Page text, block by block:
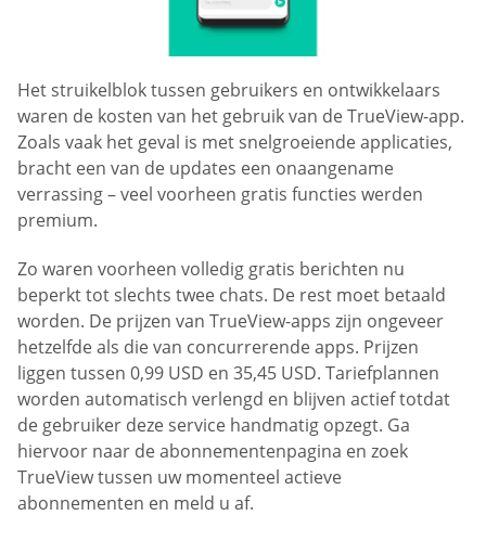
Het struikelblok tussen gebruikers en ontwikkelaars
waren de kosten van het gebruik van de TrueView-app.
Zoals vaak het geval is met snelgroeiende applicaties,
bracht een van de updates een onaangename
verrassing – veel voorheen gratis functies werden
premium.
Zo waren voorheen volledig gratis berichten nu
beperkt tot slechts twee chats. De rest moet betaald
worden. De prijzen van TrueView-apps zijn ongeveer
hetzelfde als die van concurrerende apps. Prijzen
liggen tussen 0,99 USD en 35,45 USD. Tariefplannen
worden automatisch verlengd en blijven actief totdat
de gebruiker deze service handmatig opzegt. Ga
hiervoor naar de abonnementenpagina en zoek
TrueView tussen uw momenteel actieve
abonnementen en meld u af.